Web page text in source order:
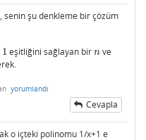
senin şu denkleme bir çözüm
1eşitliğini sağlayan bir n
nve
yorumlandı
Cevapla
o içteki polinomu 1/x+1 e